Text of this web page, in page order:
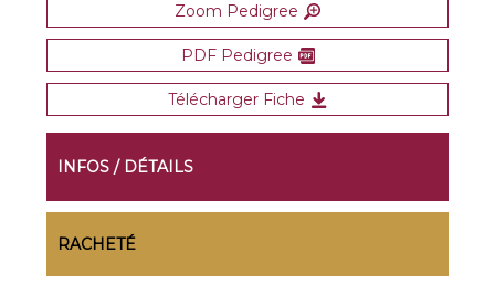
Zoom Pedigree
PDF Pedigree
Télécharger Fiche
INFOS / DÉTAILS
RACHETÉ